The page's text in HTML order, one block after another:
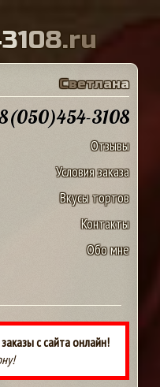
3108.ru
Светлана
3108
Отзывы
Условия заказа
Вкусы тортов
Контакты
Обо мне
с сайта онлайн!